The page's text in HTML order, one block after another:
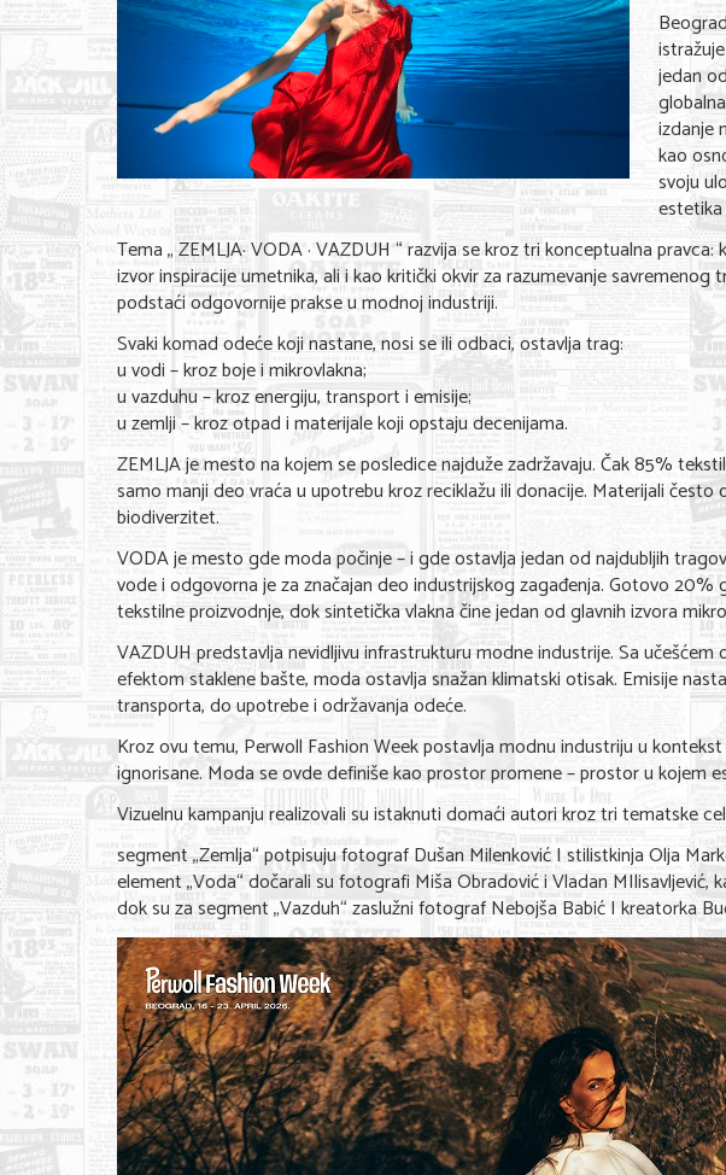
jedan
izdanje
kao
svoju
Tema „ ZEMLJA· VODA · VAZDUH “ razvija se kroz tri konceptualna
izvor inspiracije umetnika, ali i kao kritički okvir za razumevanje
podstaći odgovornije prakse u modnoj industriji.
Svaki komad odeće koji nastane, nosi se ili odbaci, ostavlja trag:
u vodi – kroz boje i mikrovlakna;
u vazduhu – kroz energiju, transport i emisije;
u zemlji – kroz otpad i materijale koji opstaju decenijama.
ZEMLJA je mesto na kojem se posledice najduže zadržavaju. Čak 85%
samo manji deo vraća u upotrebu kroz reciklažu ili donacije. Materijali
biodiverzitet.
VODA je mesto gde moda počinje – i gde ostavlja jedan od najdubljih
vode i odgovorna je za značajan deo industrijskog zagađenja. Gotovo
tekstilne proizvodnje, dok sintetička vlakna čine jedan od glavnih izvora
VAZDUH predstavlja nevidljivu infrastrukturu modne industrije. Sa
efektom staklene bašte, moda ostavlja snažan klimatski otisak. Emisije
transporta, do upotrebe i održavanja odeće.
Kroz ovu temu, Perwoll Fashion Week postavlja modnu industriju u
ignorisane. Moda se ovde definiše kao prostor promene – prostor u kojem
Vizuelnu kampanju realizovali su istaknuti domaći autori kroz tri tematske
segment „Zemlja“ potpisuju fotograf Dušan Milenković I stilistkinja Olja
element „Voda“ dočarali su fotografi Miša Obradović i Vladan MIlisavljević,
dok su za segment „Vazduh“ zaslužni fotograf Nebojša Babić I kreatorka